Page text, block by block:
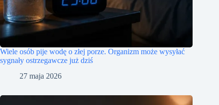
Wiele osób pije wodę o złej porze. Organizm może wysyłać
sygnały ostrzegawcze już dziś
27 maja 2026